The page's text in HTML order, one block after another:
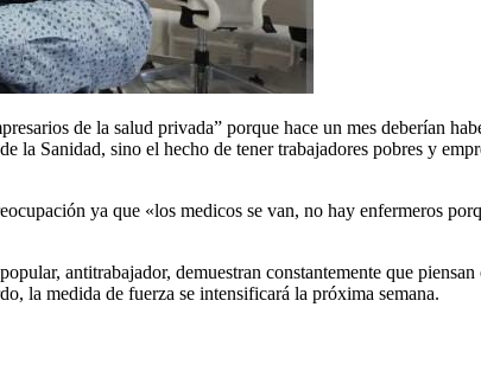
de la salud privada” porque hace un mes deberían
la Sanidad, sino el hecho de tener trabajadores pobres y
ya que «los medicos se van, no hay enfermeros
antitrabajador, demuestran constantemente que
la medida de fuerza se intensificará la próxima semana.